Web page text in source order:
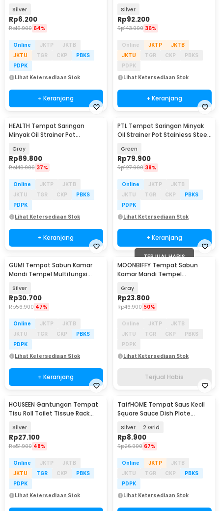
Silver
Rp6.200
Rp16.900 64%
Online JKTP
JKTB
JKTU
TGR CKP
PBKS
PDPK
Lihat Ketersediaan Stok
+ Keranjang
Silver
Rp92.200
Rp143.900 36%
Online JKTP
JKTB
JKTU
TGR CKP
PBKS
PDPK
Lihat Ketersediaan Stok
+ Keranjang
HEALTH Tempat Saringan
Minyak Oil Strainer Pot
Gray
Rp89.800
Rp140.900 37%
Online JKTP
JKTB
JKTU
TGR CKP
PBKS
PDPK
Lihat Ketersediaan Stok
+ Keranjang
PTL Tempat Saringan Minyak
Oil Strainer Pot Stainless Steel
Green
Rp79.900
Rp127.900 38%
Online JKTP
JKTB
JKTU
TGR CKP
PBKS
PDPK
Lihat Ketersediaan Stok
+ Keranjang
GUMI Tempat Sabun Kamar
Mandi Tempel Multifungsi
Silver
Rp30.700
Rp56.900 47%
Online JKTP
JKTB
JKTU
TGR CKP
PBKS
PDPK
Lihat Ketersediaan Stok
+ Keranjang
TERJUAL HABIS
MOONBIFFY Tempat Sabun
Kamar Mandi Tempel
MB12
Gray
Rp23.800
Rp46.900 50%
Online JKTP
JKTB
JKTU
TGR CKP
PBKS
PDPK
Lihat Ketersediaan Stok
Terjual Habis
HOUSEEN Gantungan Tempat
Tisu Roll Toilet Tissue Rack
Silver
Rp27.100
Rp51.900 48%
Online JKTP
JKTB
JKTU
TGR CKP
PBKS
PDPK
Lihat Ketersediaan Stok
TaffHOME Tempat Saus Kecil
Square Sauce Dish Plate
Silver 2 Grid
Rp8.900
Rp26.900 67%
Online JKTP
JKTB
JKTU
TGR CKP
PBKS
PDPK
Lihat Ketersediaan Stok